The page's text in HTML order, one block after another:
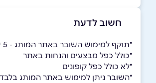
חשוב לדעת
*תוקף למימוש השובר באתר המותג - 5 שנים
*כולל כפל מבצעים והנחות באתר
*לא כולל כפל קופונים
*השובר ניתן למימוש באתר המותג בלבד